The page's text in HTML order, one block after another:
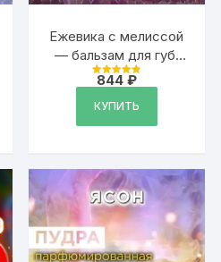
Ежевика с мелиссой
— бальзам для губ,
30 мл
Оценка
844 ₽
КУПИТЬ